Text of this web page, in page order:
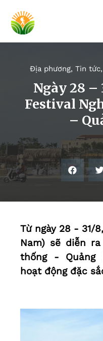
Địa phương, Tin
Ngày 28 –
Festival
–
Từ ngày 28 - 31/
Nam) sẽ diễn
thống - Quảng
hoạt động đặc